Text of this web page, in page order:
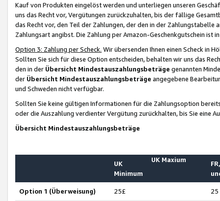
Kauf von Produkten eingelöst werden und unterliegen unseren
uns das Recht vor, Vergütungen zurückzuhalten, bis der fällige
das Recht vor, den Teil der Zahlungen, der den in der
Zahlungsart angibst. Die Zahlung per Amazon-Geschenkgutschein ist
Option 3: Zahlung per Scheck. Wir übersenden Ihnen einen Scheck in
Sollten Sie sich für diese Option entscheiden, behalten wir uns das
den in der Übersicht Mindestauszahlungsbeträge genannten
der Übersicht Mindestauszahlungsbeträge angegebene
und Schweden nicht verfügbar.
Sollten Sie keine gültigen Informationen für die Zahlungsoption
oder die Auszahlung verdienter Vergütung zurückhalten, bis Sie
Übersicht Mindestauszahlungsbeträge
UK
Minimum
UK Maxium
Option 1 (Überweisung) 25£ 25